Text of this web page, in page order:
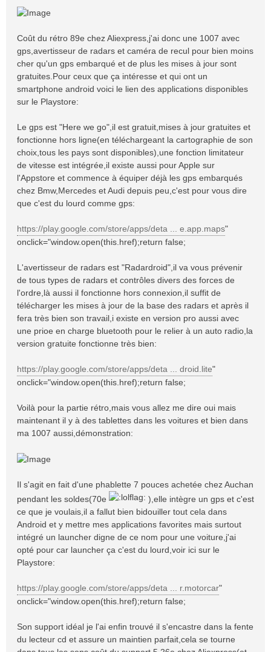
Coût du rétro 89e chez Aliexpress,j'ai donc une 1007 avec
gps,avertisseur de radars et caméra de recul pour bien moins
cher qu'un gps embarqué et de plus les mises à jour sont
gratuites.Pour ceux que ça intéresse et qui ont un
smartphone android voici le lien des applications disponibles
sur le Playstore:
Le gps est "Here we go",il est gratuit,mises à jour gratuites et
fonctionne hors ligne(en téléchargeant la cartographie de son
choix,tous les pays sont disponibles),une fonction limitateur
de vitesse est intégrée,il existe aussi pour Apple sur
l'Appstore et commence à équiper déjà les gps embarqués
chez Bmw,Mercedes et Audi depuis peu,c'est pour vous dire
que c'est du lourd comme gps:
https://play.google.com/store/apps/deta ... e.app.maps"
onclick="window.open(this.href);return false;
L'avertisseur de radars est "Radardroid",il va vous prévenir
de tous types de radars et contrôles divers des forces de
l'ordre,là aussi il fonctionne hors connexion,il suffit de
télécharger les mises à jour de la base des radars et après il
fera très bien son travail,i existe en version pro aussi avec
une prioe en charge bluetooth pour le relier à un auto radio,la
version gratuite fonctionne très bien:
https://play.google.com/store/apps/deta ... droid.lite"
onclick="window.open(this.href);return false;
Voilà pour la partie rétro,mais vous allez me dire oui mais
maintenant il y à des tablettes dans les voitures et bien dans
ma 1007 aussi,démonstration:
Il s'agit en fait d'une phablette 7 pouces achetée chez Auchan
pendant les soldes(70e
),elle intègre un gps et c'est
ce que je voulais,il a fallut bien bidouiller tout cela dans
Android et y mettre mes applications favorites mais surtout
intégré un launcher digne de ce nom pour une voiture,j'ai
opté pour car launcher ça c'est du lourd,voir ici sur le
Playstore:
https://play.google.com/store/apps/deta ... r.motorcar"
onclick="window.open(this.href);return false;
Son support idéal je l'ai enfin trouvé il s'encastre dans la fente
du lecteur cd et assure un maintien parfait,cela se tourne